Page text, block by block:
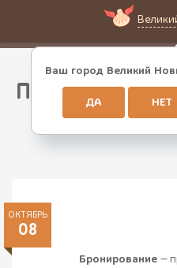
Ваш город Великий
ДА НЕТ
Правила
Бронирование —
ОКТЯБРЬ
08